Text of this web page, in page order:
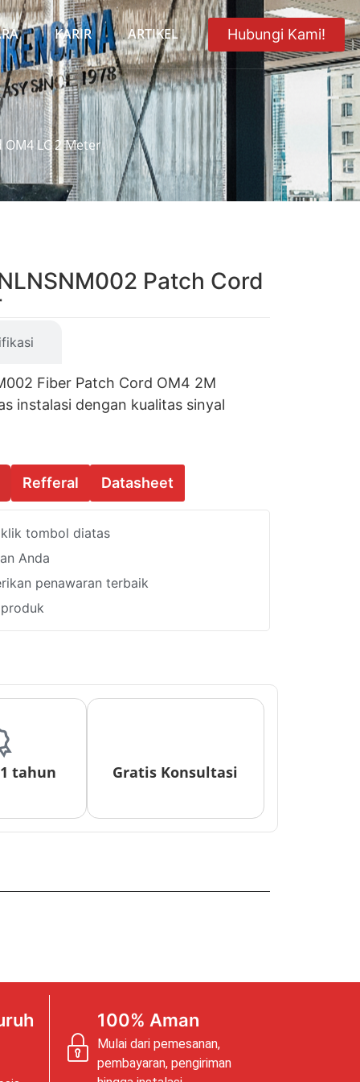
KARIR ARTIKEL Hubungi Kami!
LC 2 Meter
Patch Cord
Fiber Patch Cord OM4 2M
instalasi dengan kualitas sinyal
Refferal Datasheet
tombol diatas
Anda
penawaran terbaik
tahun Gratis Konsultasi
100% Aman
Mulai dari pemesanan,
pembayaran, pengiriman